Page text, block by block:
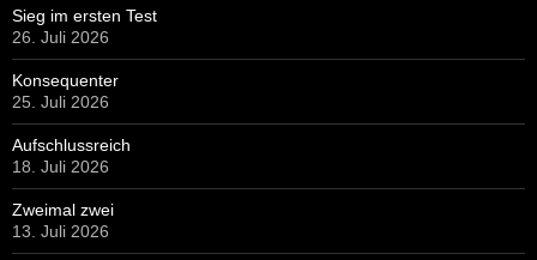
Sieg im ersten Test
26. Juli 2026
Konsequenter
25. Juli 2026
Aufschlussreich
18. Juli 2026
Zweimal zwei
13. Juli 2026